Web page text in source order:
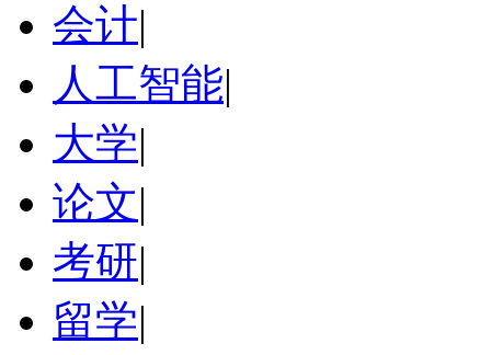
会计|
人工智能|
大学|
论文|
考研|
留学|